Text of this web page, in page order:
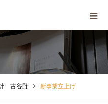
計 古谷野 新事業立上げ